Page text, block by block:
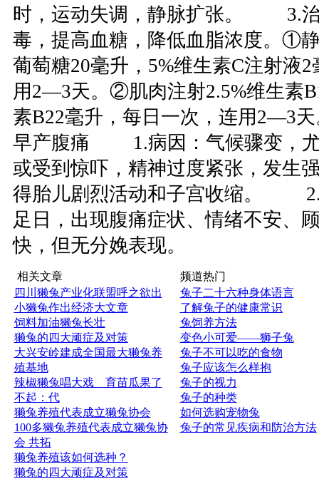
时，运动失调，静脉扩张。 3.治
毒，提高血糖，降低血脂浓度。①
葡萄糖20毫升，5%维生素C注射液
用2—3天。②肌肉注射2.5%维生素
素B22毫升，每日一次，连用
早产腹痛 1.病因：气候骤变，尤
或受到惊吓，精神过度紧张，发生
得胎儿剧烈活动和子宫收缩。 2.
足日，出现腹痛症状、情绪不安、
快，但无分娩表现。
相关文章
四川獭兔产业化联盟呼之欲出
小獭兔作出经济大文章
饲料加油獭兔长壮
獭兔的四大顽症及对策
大兴安岭建成全国最大獭兔养
殖基地
辣椒獭兔唱大戏 育苗瓜果了
不起：代
獭兔养殖代表成立獭兔协会
100多獭兔养殖代表成立獭兔协
会 共拓
獭兔养殖该如何选种？
獭兔的四大顽症及对策
频道热门
兔子二十六种身体语言
了解兔子的健康常识
兔饲养方法
变色小可爱——狮子兔
兔子不可以吃的食物
兔子应该怎么样抱
兔子的视力
兔子的种类
如何选购宠物兔
兔子的常见疾病和防治方法